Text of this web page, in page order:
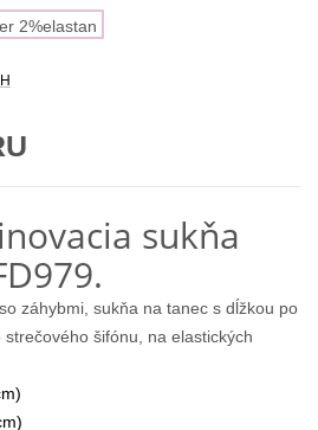
2%elastan
sukňa
záhybmi, sukňa na tanec s dĺžkou po
šifónu, na elastických